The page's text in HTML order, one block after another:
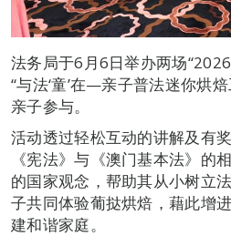
法务局于6月6日举办两场
“与法‘童’在—亲子普法迷你烘
亲子参与。
活动透过轻松互动的讲解及有
《宪法》与《澳门基本法》的
的国家观念，帮助其从小树立
子共同体验葡挞烘焙，藉此增
建和谐家庭。